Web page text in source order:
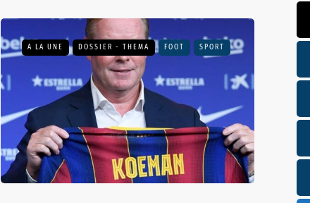
A LA UNE DOSSIER - THEMA FOOT SPORT